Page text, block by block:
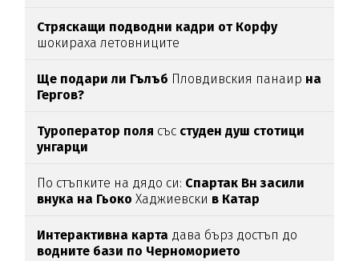
Стряскащи подводни кадри от Корфу
шокираха летовниците
Ще подари ли Гълъб Пловдивския панаир на
Гергов?
Туроператор поля със студен душ стотици
унгарци
По стъпките на дядо си: Спартак Вн засили
внука на Гьоко Хаджиевски в Катар
Интерактивна карта дава бърз достъп до
водните бази по Черноморието